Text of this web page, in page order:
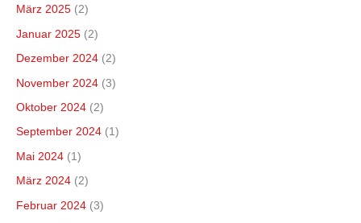
März 2025 (2)
Januar 2025 (2)
Dezember 2024 (2)
November 2024 (3)
Oktober 2024 (2)
September 2024 (1)
Mai 2024 (1)
März 2024 (2)
Februar 2024 (3)